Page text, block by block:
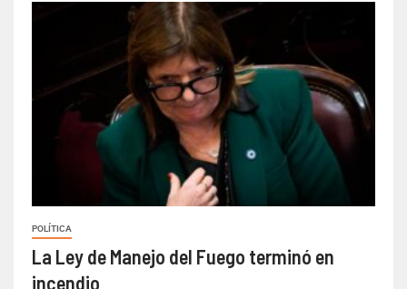
POLÍTICA
La Ley de Manejo del Fuego terminó en
incendio